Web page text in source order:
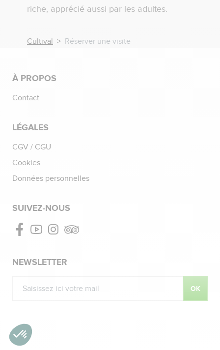
riche, apprécié aussi par les adultes.
Cultival Réserver une visite
À PROPOS
Contact
LÉGALES
CGV / CGU
Cookies
Données personnelles
SUIVEZ-NOUS
FacebookYoutubeInstagramTripadvisor
NEWSLETTER
OK